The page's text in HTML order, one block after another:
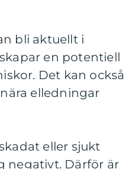
bli aktuellt i
en potentiell
Det kan också
elledningar
eller sjukt
negativt. Därför är